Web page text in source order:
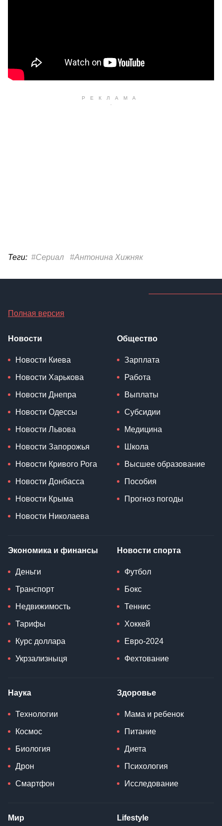
Теги: #Сериал #Антонина Хижняк
Полная версия
Новости
Новости Киева
Новости Харькова
Новости Днепра
Новости Одессы
Новости Львова
Новости Запорожья
Новости Кривого Рога
Новости Донбасса
Новости Крыма
Новости Николаева
Общество
Зарплата
Работа
Выплаты
Субсидии
Медицина
Школа
Высшее образование
Пособия
Прогноз погоды
Экономика и финансы
Деньги
Транспорт
Недвижимость
Тарифы
Курс доллара
Укрзализныця
Новости спорта
Футбол
Бокс
Теннис
Хоккей
Евро-2024
Фехтование
Наука
Технологии
Космос
Биология
Дрон
Смартфон
Здоровье
Мама и ребенок
Питание
Диета
Психология
Исследование
Мир Lifestyle